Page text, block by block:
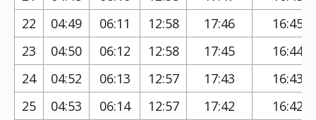
22
04:49 06:11 12:58 17:46
16:45
23
04:50 06:12 12:58 17:45
16:44
24
04:52 06:13 12:57 17:43
16:43
25
04:53 06:14 12:57 17:42
16:42